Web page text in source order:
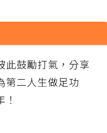
此鼓勵打氣，分享
第二人生做足功